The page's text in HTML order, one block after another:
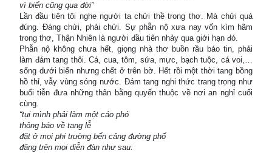
vì biển cũng qua đời”
Lần đầu tiên tôi nghe người ta chửi thề trong thơ. Mà chửi quá
đúng. Đáng chửi, phải chửi. Sự phẫn nộ xưa nay vốn kìm hãm
trong thơ, Thận Nhiên là người đầu tiên nhảy qua giới hạn đó.
Phẫn nộ không chưa hết, giọng nhà thơ buồn rầu báo tin, phải
làm đám tang thôi. Cá, cua, tôm, sứa, mực, bạch tuộc, cá voi,…
sống dưới biển nhưng chết ở trên bờ. Hết rồi một thời tang bồng
hồ thỉ, vẫy vùng sóng nước. Đám tang nghi thức trang trọng như
buổi tiễn đưa những thân bằng quyến thuộc về nơi an nghỉ cuối
cùng.
“tụi mình phải làm một cáo phó
thông báo về tang lễ
đặt ở mọi phi trường bến cảng đường phố
đăng trên mọi diễn đàn như sau: